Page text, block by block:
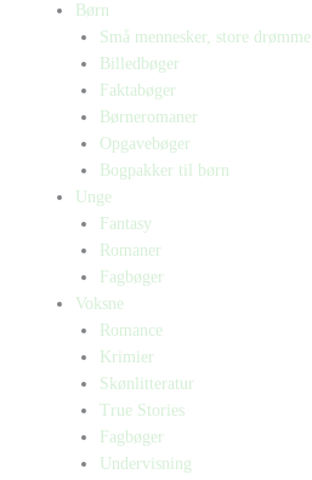
Børn
Små mennesker, store drømme
Billedbøger
Faktabøger
Børneromaner
Opgavebøger
Bogpakker til børn
Unge
Fantasy
Romaner
Fagbøger
Voksne
Romance
Krimier
Skønlitteratur
True Stories
Fagbøger
Undervisning